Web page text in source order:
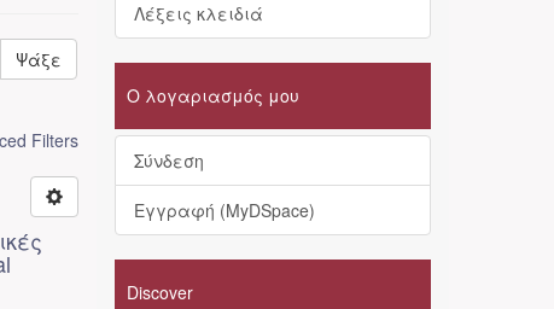
Ψάξε
Filters
Λέξεις κλειδιά
Ο λογαριασμός μου
Σύνδεση
Εγγραφή (MyDSpace)
Discover